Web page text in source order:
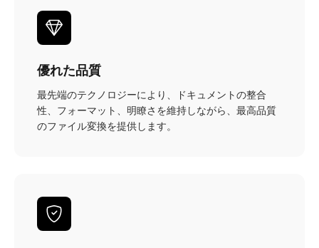
優れた品質
最先端のテクノロジーにより、ドキュメントの整合
性、フォーマット、明瞭さを維持しながら、最高品質
のファイル変換を提供します。